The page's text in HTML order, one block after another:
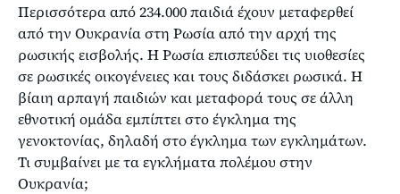
Περισσότερα από 234.000 παιδιά έχουν μεταφερθεί
από την Ουκρανία στη Ρωσία από την αρχή της
ρωσικής εισβολής. Η Ρωσία επισπεύδει τις υιοθεσίες
σε ρωσικές οικογένειες και τους διδάσκει ρωσικά. Η
βίαιη αρπαγή παιδιών και μεταφορά τους σε άλλη
εθνοτική ομάδα εμπίπτει στο έγκλημα της
γενοκτονίας, δηλαδή στο έγκλημα των εγκλημάτων.
Τι συμβαίνει με τα εγκλήματα πολέμου στην
Ουκρανία;